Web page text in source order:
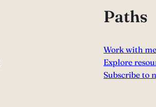
Paths
Work with me
Explore
Subscribe to